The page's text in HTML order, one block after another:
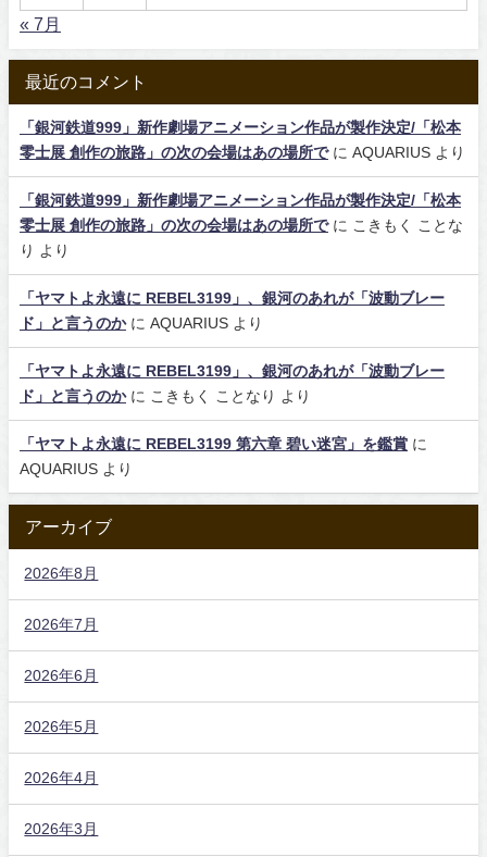
« 7月
最近のコメント
「銀河鉄道999」新作劇場アニメーション作品が製作決定/「松本
零士展 創作の旅路」の次の会場はあの場所でに AQUARIUS より
「銀河鉄道999」新作劇場アニメーション作品が製作決定/「松本
零士展 創作の旅路」の次の会場はあの場所でに
こきもく ことな
り
より
「ヤマトよ永遠に REBEL3199」、銀河のあれが「波動ブレー
ド」と言うのかに AQUARIUS より
「ヤマトよ永遠に REBEL3199」、銀河のあれが「波動ブレー
ド」と言うのかに こきもく ことなり より
「ヤマトよ永遠に REBEL3199 第六章 碧い迷宮」を鑑賞 に
AQUARIUS より
アーカイブ
2026年8月
2026年7月
2026年6月
2026年5月
2026年4月
2026年3月